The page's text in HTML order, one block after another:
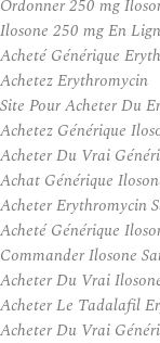
Ordonner 250 mg
Ilosone 250 mg En
Acheté Générique
Achetez Erythromycin
Site Pour Acheter Du
Achetez Générique
Acheter Du Vrai
Achat Générique
Acheter Erythromycin
Acheté Générique
Commander Ilosone
Acheter Du Vrai
Acheter Le Tadalafil
Acheter Du Vrai